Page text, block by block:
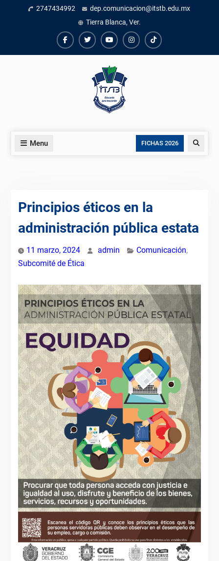
2747434992
dep.comunicacion@itstb.edu.mx
Tierra Blanca, Ver.
FacebookTwiterYoutubeinstagram
TikTok
Menu FICHAS 2026 Search
Principios éticos en la
administración pública estata
11 marzo, 2024 admin Comunicación,
Subcomité de Ética